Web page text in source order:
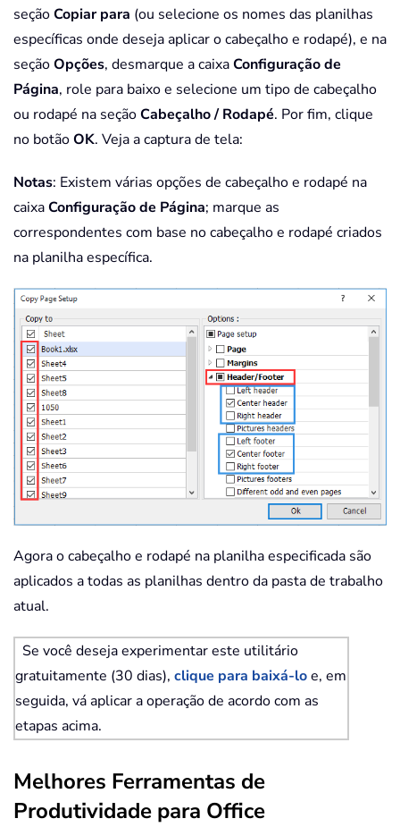
seçãoCopiar para (ou selecione os nomes das planilhas
específicas onde deseja aplicar o cabeçalho e rodapé), e na
seçãoOpções, desmarque a caixaConfiguração de
Página, role para baixo e selecione um tipo de cabeçalho
ou rodapé na seçãoCabeçalho / Rodapé. Por fim, clique
no botãoOK. Veja a captura de tela:
Notas: Existem várias opções de cabeçalho e rodapé na
caixaConfiguração de Página; marque as
correspondentes com base no cabeçalho e rodapé criados
na planilha específica.
Agora o cabeçalho e rodapé na planilha especificada são
aplicados a todas as planilhas dentro da pasta de trabalho
atual.
Se você deseja experimentar este utilitário
gratuitamente (30 dias), clique para baixá-loe, em
seguida, vá aplicar a operação de acordo com as
etapas acima.
Melhores Ferramentas de
Produtividade para Office